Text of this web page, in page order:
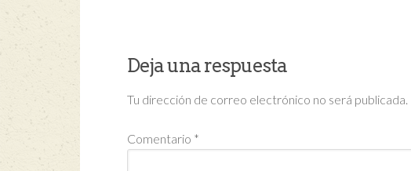
Deja una respuesta
Tu dirección de correo electrónico no será publicada.
Comentario *